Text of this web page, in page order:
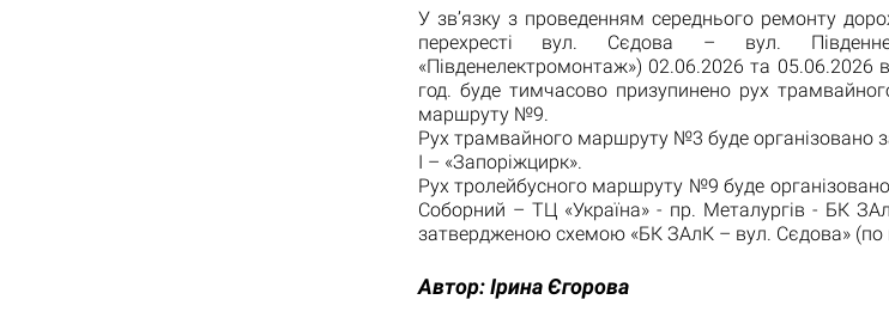
У зв’язку з проведенням середнього ремонту
перехресті вул. Сєдова – вул.
«Південелектромонтаж») 02.06.2026 та 05.06.2026
год. буде тимчасово призупинено рух
маршруту №9.
Рух трамвайного маршруту №3 буде організовано
І – «Запоріжцирк».
Рух тролейбусного маршруту №9 буде
Соборний – ТЦ «Україна» - пр. Металургів - БК
затвердженою схемою «БК ЗАлК – вул. Сєдова» (по
Автор:Ірина Єгорова